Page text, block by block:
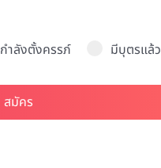
กำลังตั้งครรภ์ มีบุตรแล้ว
สมัคร